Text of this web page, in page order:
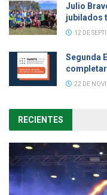
Julio
jubilados
12 DE
Segunda
22 DE
RECIENTES